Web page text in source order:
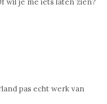
pas echt werk van